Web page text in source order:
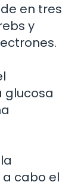
en tres
y
glucosa
cabo el